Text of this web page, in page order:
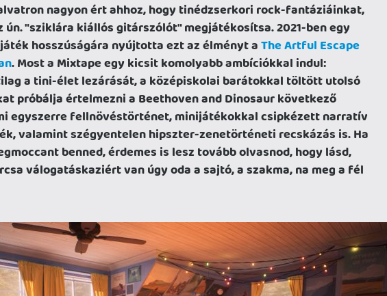
nagyon ért ahhoz, hogy tinédzserkori rock-fantáziáinkat,
ún. "sziklára kiállós gitárszólót" megjátékosítsa. 2021-ben egy
hosszúságára nyújtotta ezt az élményt aThe Artful Escape
. Most a Mixtape egy kicsit komolyabb ambíciókkal indul:
a tini-élet lezárását, a középiskolai barátokkal töltött utolsó
próbálja értelmezni a Beethoven and Dinosaur következő
egyszerre fellnövéstörténet, minijátékokkal csipkézett narratív
valamint szégyentelen hipszter-zenetörténeti recskázás is. Ha
benned, érdemes is lesz tovább olvasnod, hogy lásd,
válogatáskaziért van úgy oda a sajtó, a szakma, na meg a fél